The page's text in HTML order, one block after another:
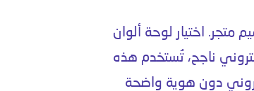
متجر. اختيار لوحة ألوان
ناجح، تُستخدم هذه
دون هوية واضحة